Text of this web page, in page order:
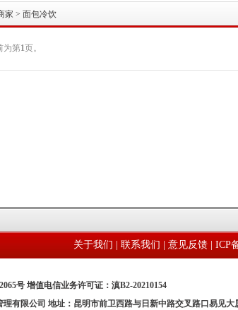
家 > 面包冷饮
为第1页。
关于我们 联系我们 意见反馈| ICP
号 增值电信业务许可证：滇B2-20210154
理有限公司 地址：昆明市前卫西路与日新中路交叉路口易见